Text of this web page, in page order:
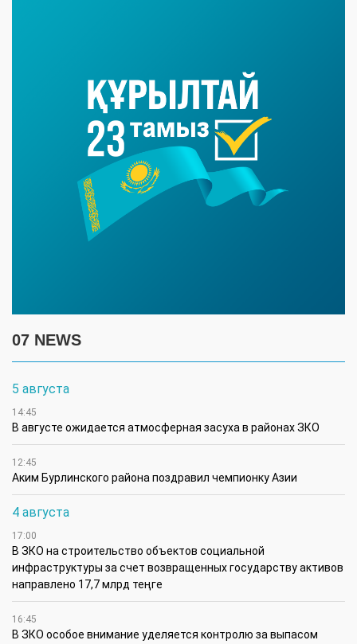
07 NEWS
5 августа
14:45
В августе ожидается атмосферная засуха в районах ЗКО
12:45
Аким Бурлинского района поздравил чемпионку Азии
4 августа
17:00
В ЗКО на строительство объектов социальной
инфраструктуры за счет возвращенных государству активов
направлено 17,7 млрд теңге
16:45
В ЗКО особое внимание уделяется контролю за выпасом